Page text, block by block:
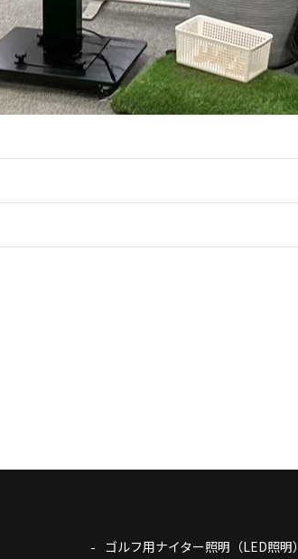
ゴルフ用ナイター照明（LED照明）